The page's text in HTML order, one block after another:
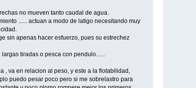
no mueven tanto caudal de agua.
...... actuan a modo de latigo necesitando muy
sin apenas hacer esfuerzo, pues su estrechez
tiradas o pesca con pendulo......
, va en relacion al peso, y este a la flotabilidad,
puedo pesar poco pero si me sobrelastro para